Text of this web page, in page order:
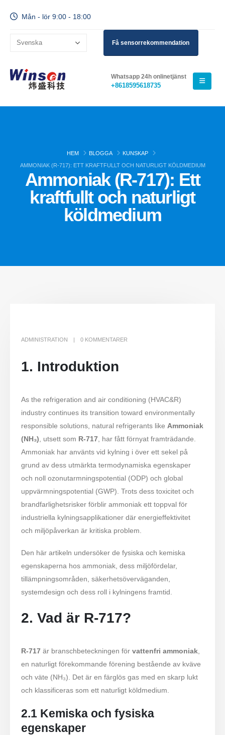
Mån - lör 9:00 - 18:00
Få sensorrekommendation
Whatsapp 24h onlinetjänst
+8618595618735
HEM BLOGGA
KUNSKAP
AMMONIAK (R-717): ETT KRAFTFULLT OCH NATURLIGT KÖLDMEDIUM
Ammoniak (R-717): Ett
kraftfullt och naturligt
köldmedium
ADMINISTRATION 0 KOMMENTARER
1. Introduktion
As the refrigeration and air conditioning (HVAC&R)
industry continues its transition toward environmentally
responsible solutions, natural refrigerants like Ammoniak
(NH₃) , utsett som R-717 , har fått förnyat framträdande.
Ammoniak har använts vid kylning i över ett sekel på
grund av dess utmärkta termodynamiska egenskaper
och noll ozonutarmningspotential (ODP) och global
uppvärmningspotential (GWP). Trots dess toxicitet och
brandfarlighetsrisker förblir ammoniak ett toppval för
industriella kylningsapplikationer där energieffektivitet
och miljöpåverkan är kritiska problem.
Den här artikeln undersöker de fysiska och kemiska
egenskaperna hos ammoniak, dess miljöfördelar,
tillämpningsområden, säkerhetsöverväganden,
systemdesign och dess roll i kylningens framtid.
2. Vad är R-717?
R-717 är branschbeteckningen förvattenfri ammoniak
en naturligt förekommande förening bestående av kväve
och väte (NH₃). Det är en färglös gas med en skarp lukt
och klassificeras som ett naturligt köldmedium.
2.1 Kemiska och fysiska
egenskaper